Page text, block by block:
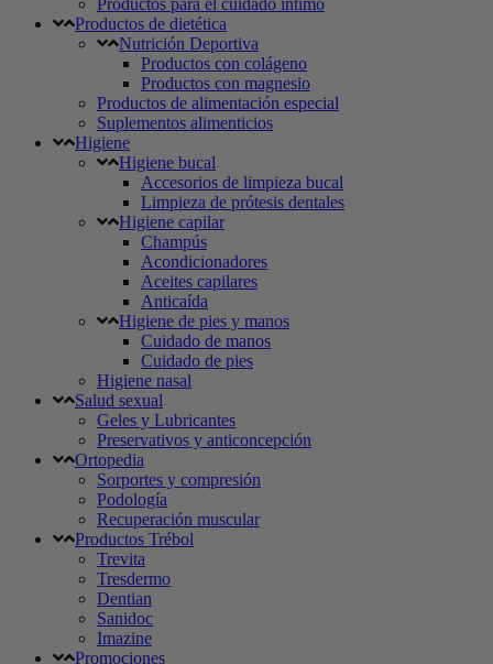
Productos para el cuidado íntimo
Productos de dietética
Nutrición Deportiva
Productos con colágeno
Productos con magnesio
Productos de alimentación especial
Suplementos alimenticios
Higiene
Higiene bucal
Accesorios de limpieza bucal
Limpieza de prótesis dentales
Higiene capilar
Champús
Acondicionadores
Aceites capilares
Anticaída
Higiene de pies y manos
Cuidado de manos
Cuidado de pies
Higiene nasal
Salud sexual
Geles y Lubricantes
Preservativos y anticoncepción
Ortopedia
Sorportes y compresión
Podología
Recuperación muscular
Productos Trébol
Trevita
Tresdermo
Dentian
Sanidoc
Imazine
Promociones